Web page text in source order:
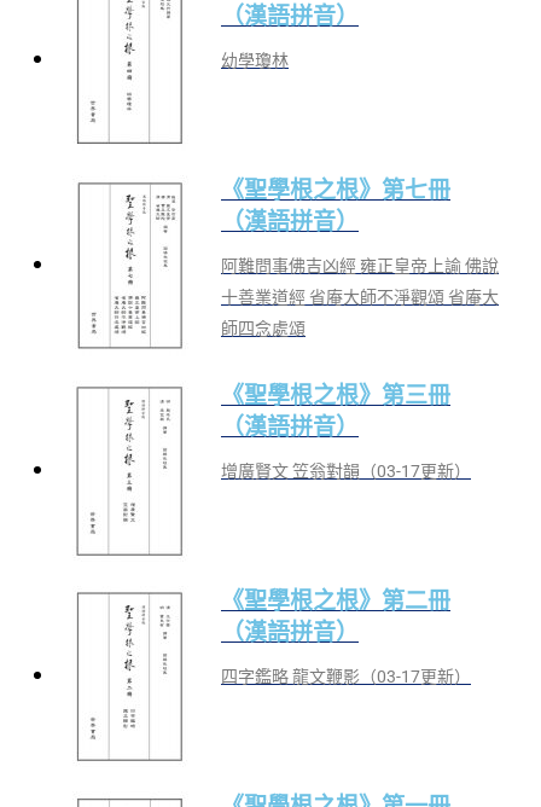
（漢語拼音）
幼學瓊林
《聖學根之根》第七冊
（漢語拼音）
阿難問事佛吉凶經 雍正皇帝上諭 佛說
十善業道經 省庵大師不淨觀頌 省庵大
師四念處頌
《聖學根之根》第三冊
（漢語拼音）
增廣賢文 笠翁對韻（03-17更新）
《聖學根之根》第二冊
（漢語拼音）
四字鑑略 龍文鞭影（03-17更新）